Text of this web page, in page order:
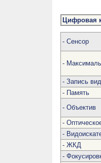
Цифровая
- Сенсор
-
- Запись
- Память
- Объектив
-
-
- ЖКД
-